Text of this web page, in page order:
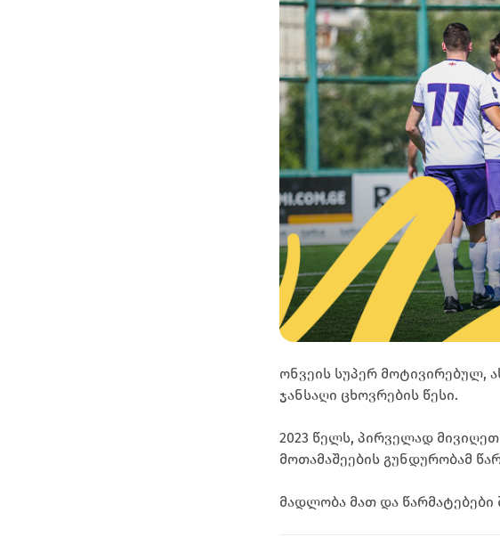
ონვეის სუპერ მოტივირებულ,
ჯანსაღი ცხოვრების წესი.
2023 წელს, პირველად
მოთამაშეების გუნდურობამ
მადლობა მათ და წარმატებები